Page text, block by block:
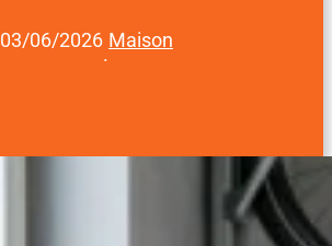
03/06/2026
·
Maison